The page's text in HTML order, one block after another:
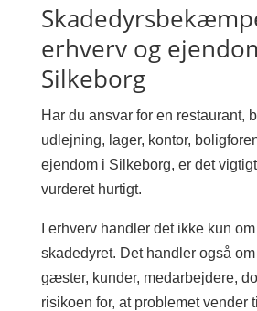
erhverv og
Silkeborg
Har du ansvar for en restaurant,
udlejning, lager, kontor,
ejendom i Silkeborg, er det
vurderet hurtigt.
I erhverv handler det ikke kun
skadedyret. Det handler også
gæster, kunder, medarbejdere,
risikoen for, at problemet vender